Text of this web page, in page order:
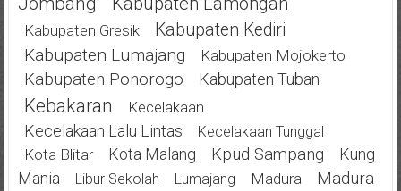
Kabupaten Gresik
Kabupaten Kediri
Kabupaten Lumajang
Kabupaten Mojokerto
Kabupaten Ponorogo Kabupaten Tuban
Kebakaran Kecelakaan
Kecelakaan Lalu Lintas Kecelakaan Tunggal
Kota Blitar Kota Malang Kpud Sampang
Kung
Mania
Libur Sekolah Lumajang Madura
Madura